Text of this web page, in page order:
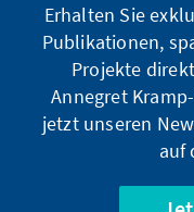
Erhalten Sie
Publikationen,
Projekte
Annegret
jetzt unseren
auf